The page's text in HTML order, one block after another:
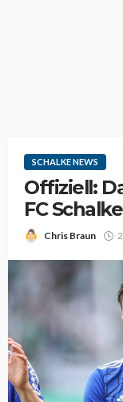
SCHALKE NEWS
Offiziell:
FC
Chris Braun